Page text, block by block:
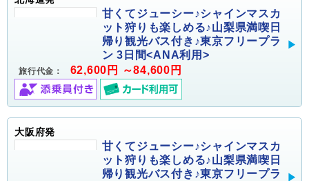
甘くてジューシー♪シャインマスカ
ット狩りも楽しめる♪山梨県満喫日
帰り観光バス付き♪東京フリープラ
ン 3日間<ANA利用>
旅行代金： 62,600円 ～84,600円
大阪府発
甘くてジューシー♪シャインマスカ
ット狩りも楽しめる♪山梨県満喫日
帰り観光バス付き♪東京フリープラ